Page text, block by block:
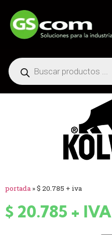
portada »$ 20.785 + iva
$ 20.785 + IVA